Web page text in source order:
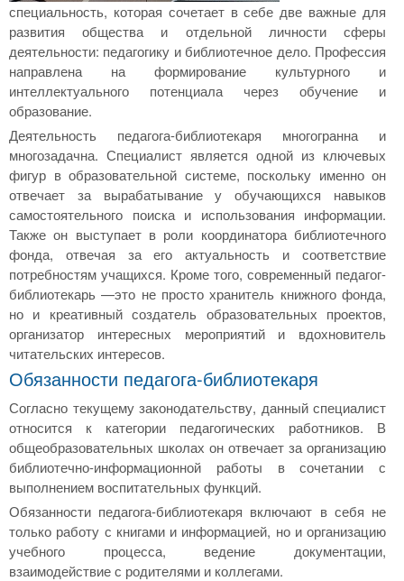
специальность, которая сочетает в себе две важные для
развития общества и отдельной личности сферы
деятельности: педагогику и библиотечное дело. Профессия
направлена на формирование культурного и
интеллектуального потенциала через обучение и
образование.
Деятельность педагога-библиотекаря многогранна и
многозадачна. Специалист является одной из ключевых
фигур в образовательной системе, поскольку именно он
отвечает за вырабатывание у обучающихся навыков
самостоятельного поиска и использования информации.
Также он выступает в роли координатора библиотечного
фонда, отвечая за его актуальность и соответствие
потребностям учащихся. Кроме того, современный педагог-
библиотекарь —это не просто хранитель книжного фонда,
но и креативный создатель образовательных проектов,
организатор интересных мероприятий и вдохновитель
читательских интересов.
Обязанности педагога-библиотекаря
Согласно текущему законодательству, данный специалист
относится к категории педагогических работников. В
общеобразовательных школах он отвечает за организацию
библиотечно-информационной работы в сочетании с
выполнением воспитательных функций.
Обязанности педагога-библиотекаря включают в себя не
только работу с книгами и информацией, но и организацию
учебного процесса, ведение документации,
взаимодействие с родителями и коллегами.